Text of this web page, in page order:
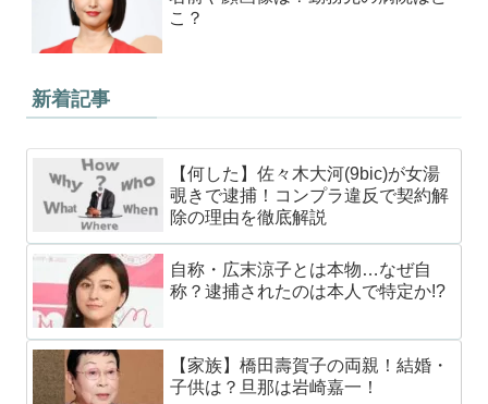
こ？
新着記事
【何した】佐々木大河(9bic)が女湯
覗きで逮捕！コンプラ違反で契約解
除の理由を徹底解説
自称・広末涼子とは本物…なぜ自
称？逮捕されたのは本人で特定か!?
【家族】橋田壽賀子の両親！結婚・
子供は？旦那は岩崎嘉一！